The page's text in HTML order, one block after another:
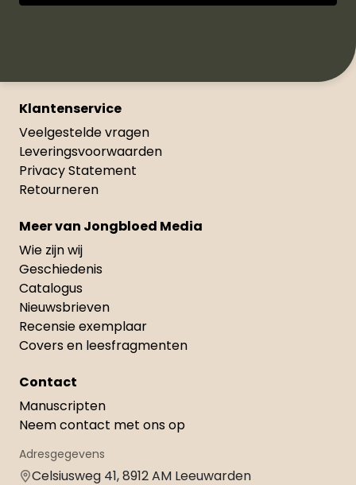
Klantenservice
Veelgestelde vragen
Leveringsvoorwaarden
Privacy Statement
Retourneren
Meer van Jongbloed Media
Wie zijn wij
Geschiedenis
Catalogus
Nieuwsbrieven
Recensie exemplaar
Covers en leesfragmenten
Contact
Manuscripten
Neem contact met ons op
Adresgegevens
Celsiusweg 41, 8912 AM Leeuwarden